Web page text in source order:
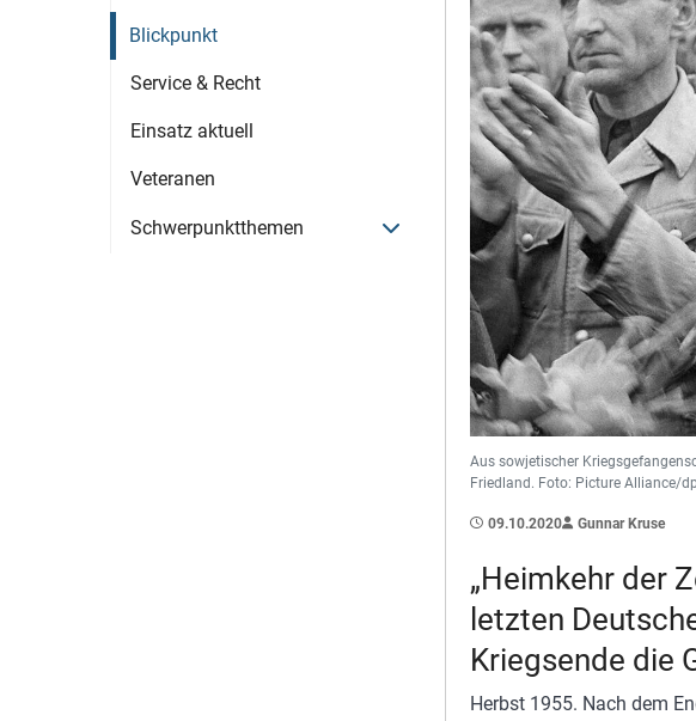
Blickpunkt
Service & Recht
Einsatz aktuell
Veteranen
Schwerpunktthemen Menü öffnen
Aus sowjetischer
Friedland. Foto: Picture Alliance/
09.10.2020 Gunnar Kruse
„Heimkehr der
letzten
Kriegsende die
Herbst 1955. Nach dem